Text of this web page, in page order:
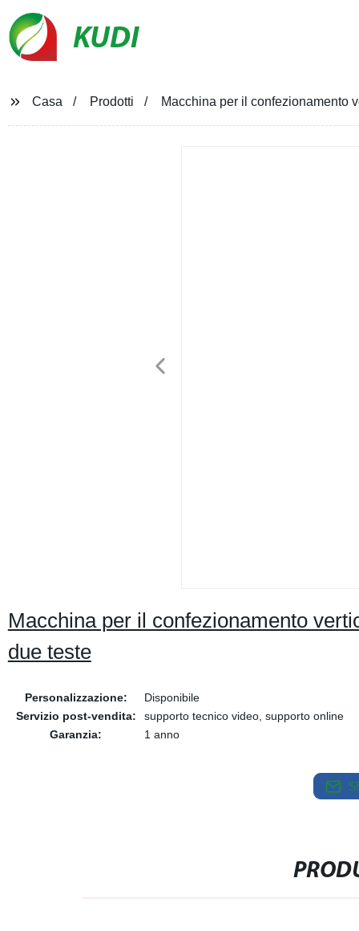
KUDI
Casa Prodotti Macchina per il confezionamento
Macchina per il confezionamento
due teste
Personalizzazione:
Disponibile
Servizio post-vendita:
supporto tecnico video, supporto online
Garanzia:
1 anno